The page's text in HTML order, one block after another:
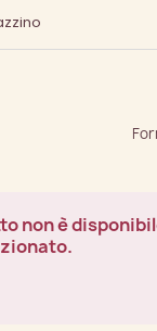
non è